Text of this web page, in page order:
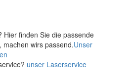
Hier finden Sie die passende
machen wirs passend.Unser
unser Laserservice